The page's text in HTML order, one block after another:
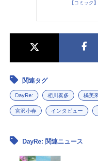
【コミック
関連タグ
DayRe: 相川奏多 橘美
宮沢小春 インタビュー
DayRe: 関連ニュース